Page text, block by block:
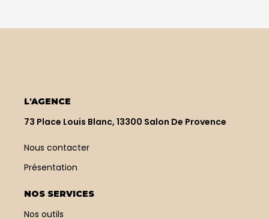
L'AGENCE
73 Place Louis Blanc, 13300 Salon De Provence
Nous contacter
Présentation
NOS SERVICES
Nos outils